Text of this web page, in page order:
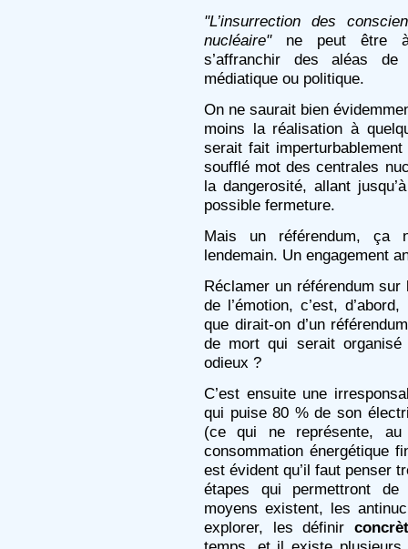
"L’insurrection des
nucléaire"ne peut être à
s’affranchir des aléas de
médiatique ou politique.
On ne saurait bien
moins la réalisation à
serait fait
soufflé mot des centrales
la dangerosité, allant
possible fermeture.
Mais un référendum, ça
lendemain. Un engagement
Réclamer un référendum
de l’émotion, c’est,
que dirait-on d’un
de mort qui serait
odieux ?
C’est ensuite une
qui puise 80 % de son
(ce qui ne représente,
consommation énergétique
est évident qu’il faut penser
étapes qui permettront de
moyens existent, les
explorer, les définir